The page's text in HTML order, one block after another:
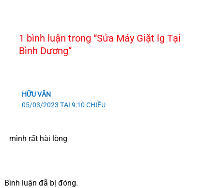
1 bình luận trong “Sửa Máy Giặt lg Tại
Bình Dương”
HỮU VĂN
05/03/2023 TẠI 9:10 CHIỀU
mình rất hài lòng
Bình luận đã bị đóng.